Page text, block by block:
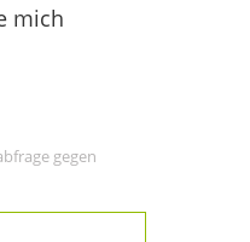
mich
gegen